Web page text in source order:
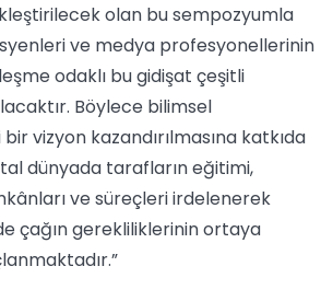
olan bu sempozyumla
ve medya profesyonellerinin
odaklı bu gidişat çeşitli
Böylece bilimsel
vizyon kazandırılmasına katkıda
dünyada tarafların eğitimi,
ve süreçleri irdelenerek
çağın gerekliliklerinin ortaya